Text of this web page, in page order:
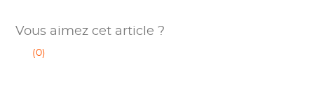
Vous aimez cet article ?
(0)